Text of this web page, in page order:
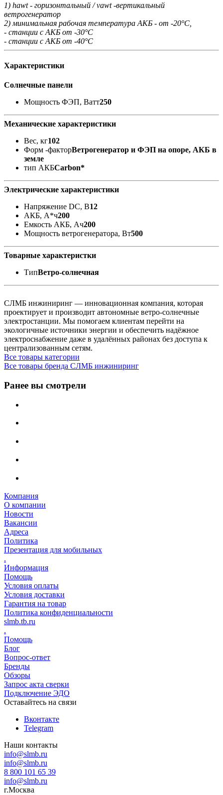
1) hawt - горизонтальный / vawt -вертикальный
ветрогенератор
2) минимальная рабочая температура АКБ - от -20°С,
- станции с АКБ от -30°С
- станции с АКБ от -40°С
Характеристики
Солнечные панели
Мощность ФЭП, Ватт250
Механические характеристики
Вес, кг102
Форм -факторВетрогенератор и ФЭП на опоре, АКБ в
земле
тип АКБCarbon*
Электрические характеристики
Напряжение DC, В12
АКБ, А*ч200
Емкость АКБ, Ач200
Мощность ветрогенератора, Вт500
Товарные характеристки
ТипВетро-солнечная
СЛМБ инжиниринг — инновационная компания, которая
проектирует и производит автономные ветро‑солнечные
электростанции. Мы помогаем клиентам перейти на
экологичные источники энергии и обеспечить надёжное
электроснабжение даже в удалённых районах без доступа к
централизованным сетям.
Все товары категории
Все товары бренда СЛМБ инжиниринг
Ранее вы смотрели
Компания
О компании
Новости
Вакансии
Адреса
Политика
Презентация для мобильных
.
Информация
Помощь
Условия оплаты
Условия доставки
Гарантия на товар
Политика конфиденциальности
slmb.tb.ru
.
Помощь
Блог
Вопрос-ответ
Бренды
Обзоры
Запрос акта сверки
Подключение ЭДО
Оставайтесь на связи
Вконтакте
Telegram
Наши контакты
info@slmb.ru
info@slmb.ru
8 800 101 65 39
info@slmb.ru
г.Москва